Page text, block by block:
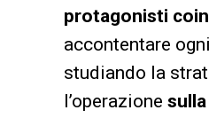
protagonisti
accontentare
studiando la
l’operazione